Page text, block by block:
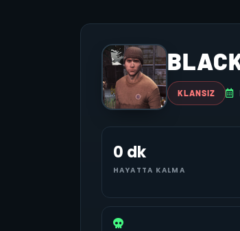
KLANSIZ
0 dk
HAYATTA KALMA